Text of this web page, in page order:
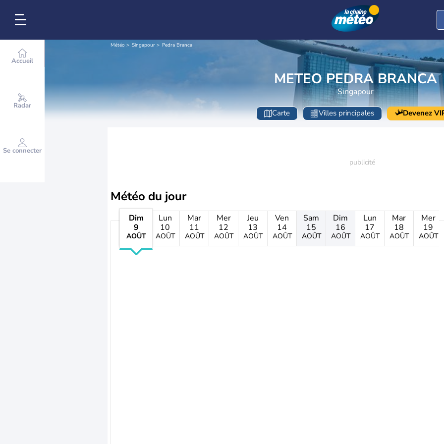
Accueil
Radar
Se connecter
Météo Singapour Pedra Branca
METEO PEDRA BRANCA
Singapour
Carte Villes principales Devenez
Météo du jour
Dim
9
AOÛT
Lun
10
AOÛT
Mar
11
AOÛT
Mer
12
AOÛT
Jeu
13
AOÛT
Ven
14
AOÛT
Sam
15
AOÛT
Dim
16
AOÛT
Lun
17
AOÛT
Mar
18
AOÛT
Mer
19
AOÛT